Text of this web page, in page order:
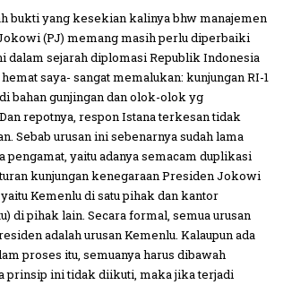
bukti yang kesekian kalinya bhw manajemen
(PJ) memang masih perlu diperbaiki
dalam sejarah diplomasi Republik Indonesia
saya- sangat memalukan: kunjungan RI-1
bahan gunjingan dan olok-olok yg
repotnya, respon Istana terkesan tidak
Sebab urusan ini sebenarnya sudah lama
pengamat, yaitu adanya semacam duplikasi
kunjungan kenegaraan Presiden Jokowi
Kemenlu di satu pihak dan kantor
di pihak lain. Secara formal, semua urusan
adalah urusan Kemenlu. Kalaupun ada
proses itu, semuanya harus dibawah
prinsip ini tidak diikuti, maka jika terjadi